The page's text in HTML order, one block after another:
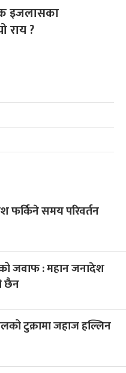
इजलासका
राय ?
फर्किने समय परिवर्तन
जवाफ : महान जनादेश
छैन
टुक्रामा जहाज हल्लिन